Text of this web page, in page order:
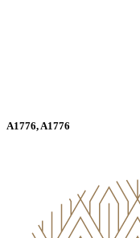
A1776, A1776